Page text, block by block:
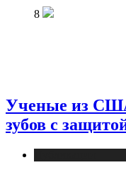
8
Ученые из США
зубов с